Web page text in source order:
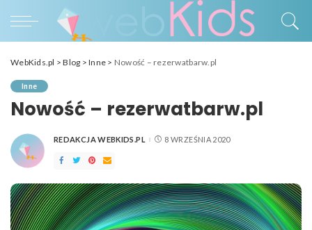
WebKids.pl >Blog >Inne > Nowość – rezerwatbarw.pl
Inne
Nowość – rezerwatbarw.pl
POSTED
REDAKCJA WEBKIDS.PL 8 WRZEŚNIA 2020